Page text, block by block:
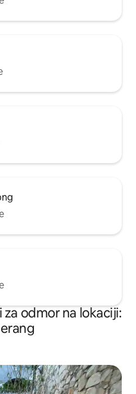
za odmor na lokaciji: